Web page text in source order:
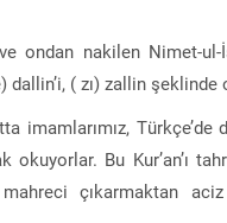
ondan nakilen Nimet-ul-
( zı) zallin şeklinde
imamlarımız, Türkçe’de
okuyorlar. Bu Kur’an’ı
çıkarmaktan